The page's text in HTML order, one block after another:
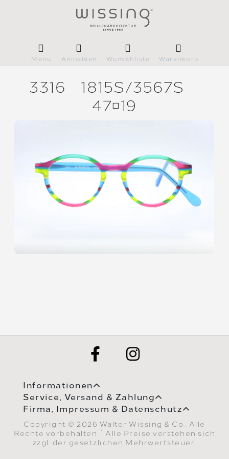
Menü Anmelden Wunschliste Warenkorb
3316 1815S/3567S
4719
Informationen
Service, Versand & Zahlung
Firma, Impressum & Datenschutz
Copyright © 2026 Walter Wissing & Co.. Alle
Rechte vorbehalten.
* Alle Preise verstehen sich
zzgl. der gesetzlichen Mehrwertsteuer.